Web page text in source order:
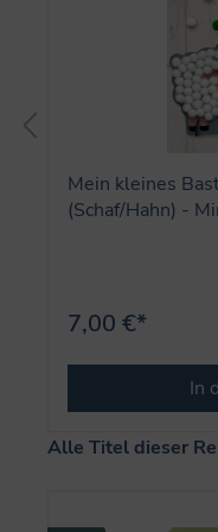
Mein kleines
(Schaf/Hahn) -
7,00 €*
In
Produktgalerie
Alle Titel dieser